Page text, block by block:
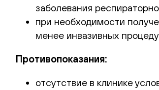
заболевания
при необходимости
менее инвазивных
Противопоказания:
отсутствие в клинике